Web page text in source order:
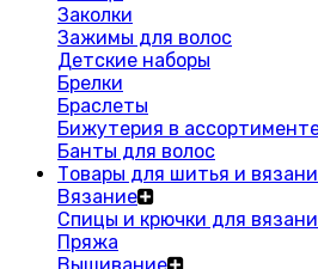
Заколки
Зажимы для волос
Детские наборы
Брелки
Браслеты
Бижутерия в
Банты для волос
Товары для шитья и
Вязание
Спицы и крючки для
Пряжа